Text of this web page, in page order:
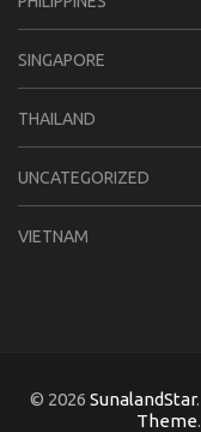
SINGAPORE
THAILAND
UNCATEGORIZED
VIETNAM
© 2026 SunalandStar
Theme